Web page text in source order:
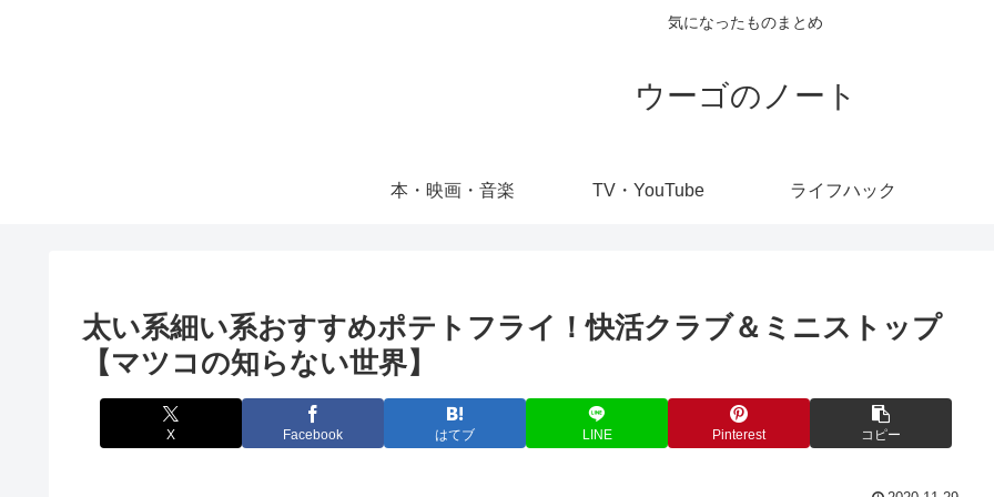
気になったものまとめ
ウーゴのノート
本・映画・音楽 TV・YouTube ライフハック
太い系細い系おすすめポテトフライ！快活クラブ＆ミニストップ
【マツコの知らない世界】
X Facebook はてブ LINE Pinterest コピー